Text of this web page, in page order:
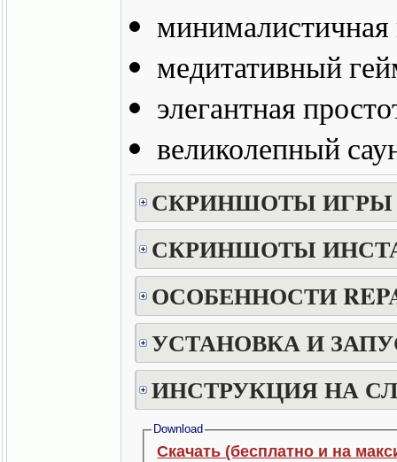
минималистичная
медитативный
элегантная
великолепный
СКРИНШОТЫ ИГРЫ
СКРИНШОТЫ
ОСОБЕННОСТИ
УСТАНОВКА И
ИНСТРУКЦИЯ НА
Download
Скачать (бесплатно и на